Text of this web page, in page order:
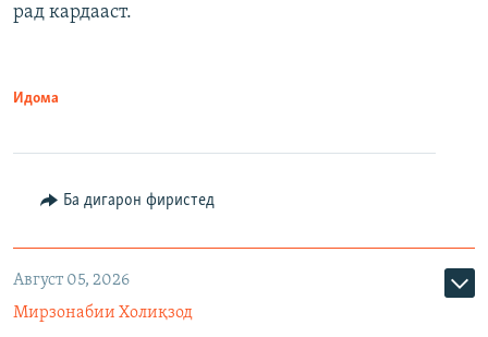
рад кардааст.
Идома
Ба дигарон фиристед
Август 05, 2026
Мирзонабии Холиқзод